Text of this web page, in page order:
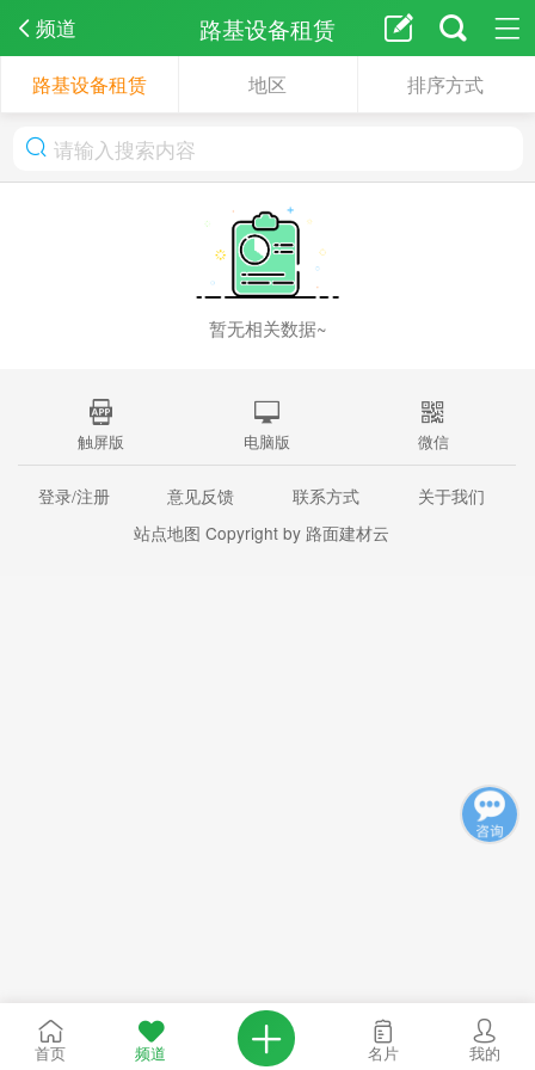
频道 路基设备租赁
路基设备租赁 地区 排序方式
暂无相关数据~
触屏版 电脑版 微信
登录/注册 意见反馈 联系方式
关于我们
站点地图 Copyright by 路面建材云
首页 频道 名片 我的